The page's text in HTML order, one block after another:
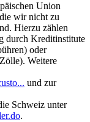
Union
wir nicht zu
Hierzu zählen
durch Kreditinstitute
oder
Weitere
und zur
Schweiz unter
.